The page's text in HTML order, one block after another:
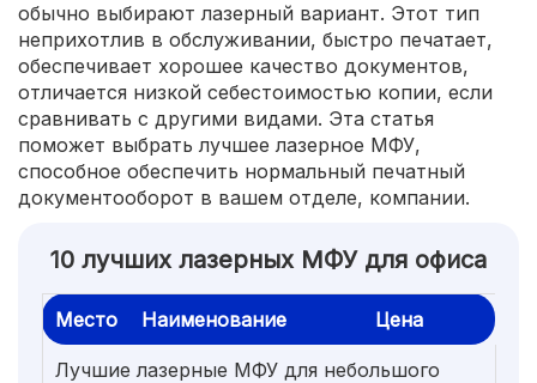
обычно выбирают лазерный вариант. Этот тип
неприхотлив в обслуживании, быстро печатает,
обеспечивает хорошее качество документов,
отличается низкой себестоимостью копии, если
сравнивать с другими видами. Эта статья
поможет выбрать лучшее лазерное МФУ,
способное обеспечить нормальный печатный
документооборот в вашем отделе, компании.
10 лучших лазерных МФУ для офиса
Место Наименование Цена
Лучшие лазерные МФУ для небольшого